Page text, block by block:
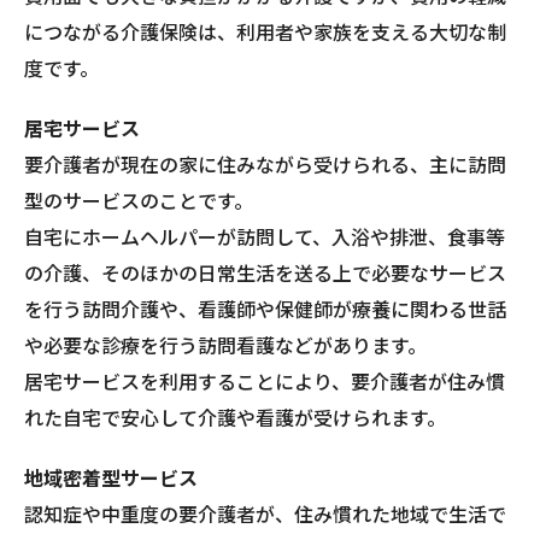
につながる介護保険は、利用者や家族を支える大切な制
度です。
居宅サービス
要介護者が現在の家に住みながら受けられる、主に訪問
型のサービスのことです。
自宅にホームヘルパーが訪問して、入浴や排泄、食事等
の介護、そのほかの日常生活を送る上で必要なサービス
を行う訪問介護や、看護師や保健師が療養に関わる世話
や必要な診療を行う訪問看護などがあります。
居宅サービスを利用することにより、要介護者が住み慣
れた自宅で安心して介護や看護が受けられます。
地域密着型サービス
認知症や中重度の要介護者が、住み慣れた地域で生活で